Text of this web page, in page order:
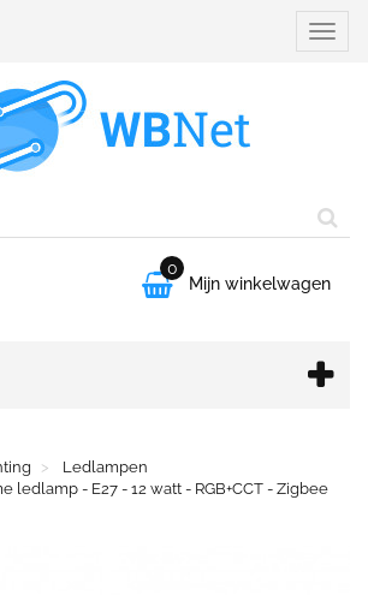

0
Mijn winkelwagen
Ledlampen
ledlamp - E27 - 12 watt - RGB+CCT - Zigbee